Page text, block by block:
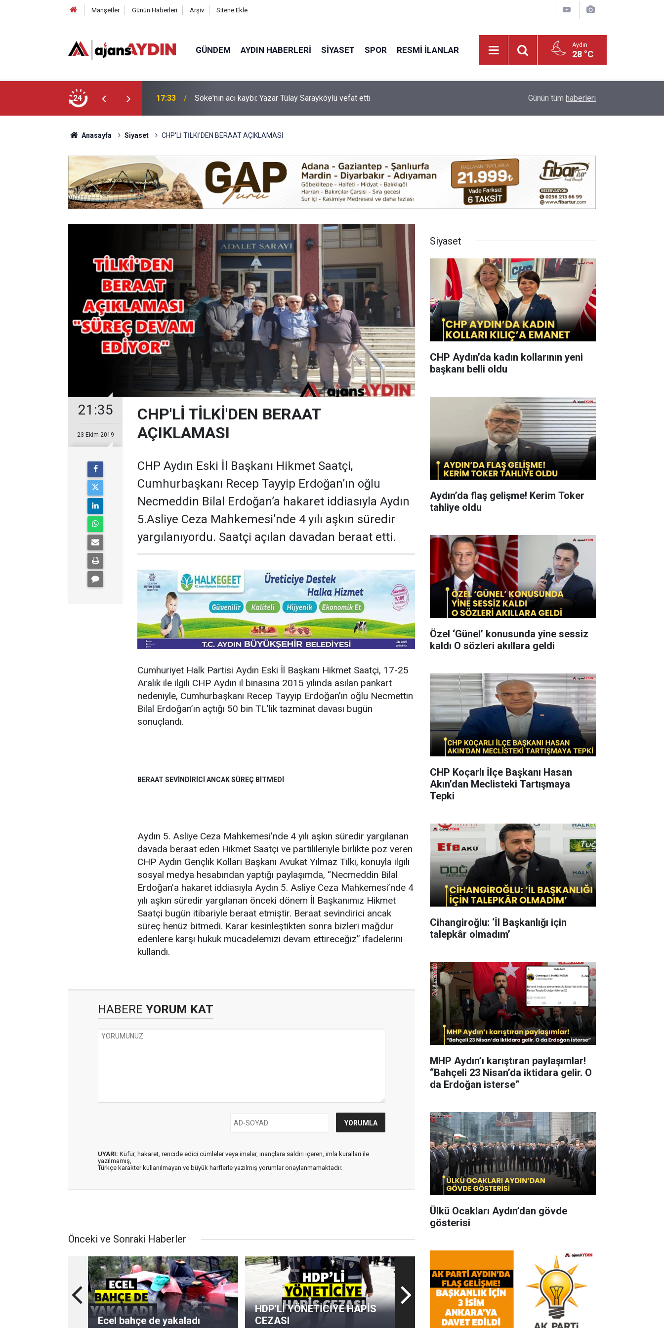
Manşetler Günün Haberleri Arşiv Sitene Ekle
GÜNDEM AYDIN HABERLERI SIYASET SPOR RESMI İLANLAR Aydın
28 °C
24 17:23 Nazilli'de motosiklet kazası: 16 yaşındaki Mustafa vefat etti Kuyucak'ta 5 dekar kestanelik yandı
Günün tüm haberleri
Anasayfa Siyaset CHP'Lİ TİLKİ'DEN BERAAT AÇIKLAMASI
21:35
23 Ekim 2019
CHP'Lİ TİLKİ'DEN BERAAT
AÇIKLAMASI
CHP Aydın Eski İl Başkanı Hikmet Saatçi,
Cumhurbaşkanı Recep Tayyip Erdoğan’ın oğlu
Necmeddin Bilal Erdoğan’a hakaret iddiasıyla Aydın
5.Asliye Ceza Mahkemesi’nde 4 yılı aşkın süredir
yargılanıyordu. Saatçi açılan davadan beraat etti.
Cumhuriyet Halk Partisi Aydın Eski İl Başkanı Hikmet Saatçi, 17-25
Aralık ile ilgili CHP Aydın il binasına 2015 yılında asılan pankart
nedeniyle, Cumhurbaşkanı Recep Tayyip Erdoğan’ın oğlu Necmettin
Bilal Erdoğan’ın açtığı 50 bin TL’lik tazminat davası bugün
sonuçlandı.
BERAAT SEVİNDİRİCİ ANCAK SÜREÇ BİTMEDİ
Aydın 5. Asliye Ceza Mahkemesi’nde 4 yılı aşkın süredir yargılanan
davada beraat eden Hikmet Saatçi ve partilileriyle birlikte poz veren
CHP Aydın Gençlik Kolları Başkanı Avukat Yılmaz Tilki, konuyla ilgili
sosyal medya hesabından yaptığı paylaşımda, “Necmeddin Bilal
Erdoğan’a hakaret iddiasıyla Aydın 5. Asliye Ceza Mahkemesi’nde 4
yılı aşkın süredir yargılanan önceki dönem İl Başkanımız Hikmet
Saatçi bugün itibariyle beraat etmiştir. Beraat sevindirici ancak
süreç henüz bitmedi. Karar kesinleştikten sonra bizleri mağdur
edenlere karşı hukuk mücadelemizi devam ettireceğiz” ifadelerini
kullandı.
HABERE YORUM KAT
UYARI: Küfür, hakaret, rencide edici cümleler veya imalar, inançlara saldırı içeren, imla kuralları ile
yazılmamış,
Türkçe karakter kullanılmayan ve büyük harflerle yazılmış yorumlar onaylanmamaktadır.
Önceki ve Sonraki Haberler
Ecel bahçe de yakaladı
HDP'Lİ YÖNETİCİYE HAPİS
CEZASI
Siyaset
CHP Aydın’da kadın kollarının yeni
başkanı belli oldu
Aydın’da flaş gelişme! Kerim Toker
tahliye oldu
Özel ‘Günel’ konusunda yine sessiz
kaldı O sözleri akıllara geldi
CHP Koçarlı İlçe Başkanı Hasan
Akın’dan Meclisteki Tartışmaya
Tepki
Cihangiroğlu: ‘İl Başkanlığı için
talepkâr olmadım’
MHP Aydın’ı karıştıran paylaşımlar!
“Bahçeli 23 Nisan’da iktidara gelir. O
da Erdoğan isterse”
Ülkü Ocakları Aydın’dan gövde
gösterisi